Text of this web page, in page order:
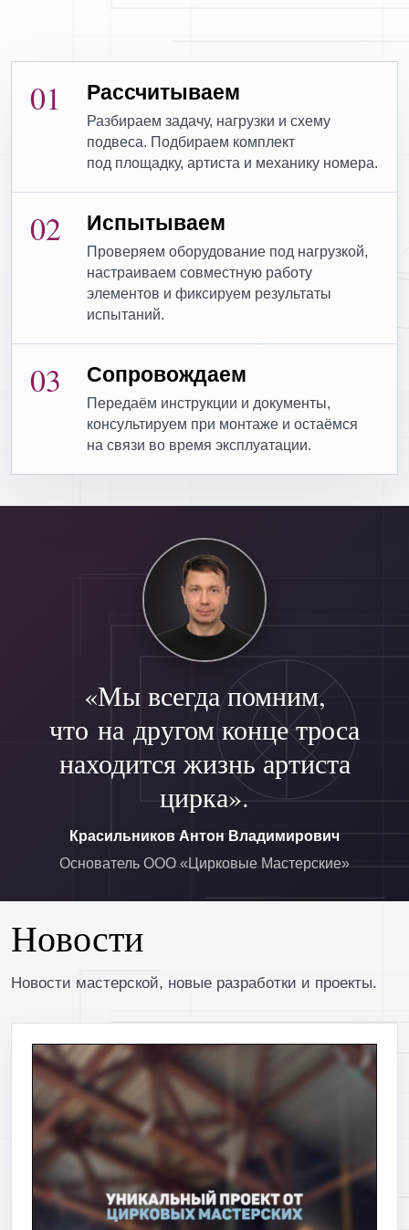
01 Рассчитываем
Разбираем задачу, нагрузки и схему
подвеса. Подбираем комплект
под площадку, артиста и механику номера.
02 Испытываем
Проверяем оборудование под нагрузкой,
настраиваем совместную работу
элементов и фиксируем результаты
испытаний.
03 Сопровождаем
Передаём инструкции и документы,
консультируем при монтаже и остаёмся
на связи во время эксплуатации.
«Мы всегда помним,
что на другом конце троса
находится жизнь артиста
цирка».
Красильников Антон Владимирович
Основатель ООО «Цирковые Мастерские»
Новости
Новости мастерской, новые разработки и проекты.